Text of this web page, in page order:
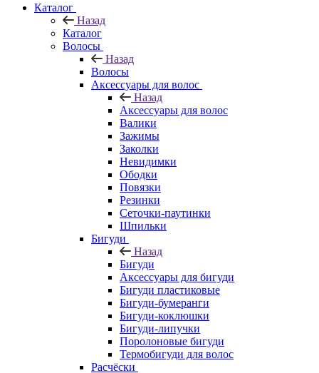
Каталог
Назад
Каталог
Волосы
Назад
Волосы
Аксессуары для волос
Назад
Аксессуары для волос
Валики
Зажимы
Заколки
Невидимки
Ободки
Повязки
Резинки
Сеточки-паутинки
Шпильки
Бигуди
Назад
Бигуди
Аксессуары для бигуди
Бигуди пластиковые
Бигуди-бумеранги
Бигуди-коклюшки
Бигуди-липучки
Поролоновые бигуди
Термобигуди для волос
Расчёски